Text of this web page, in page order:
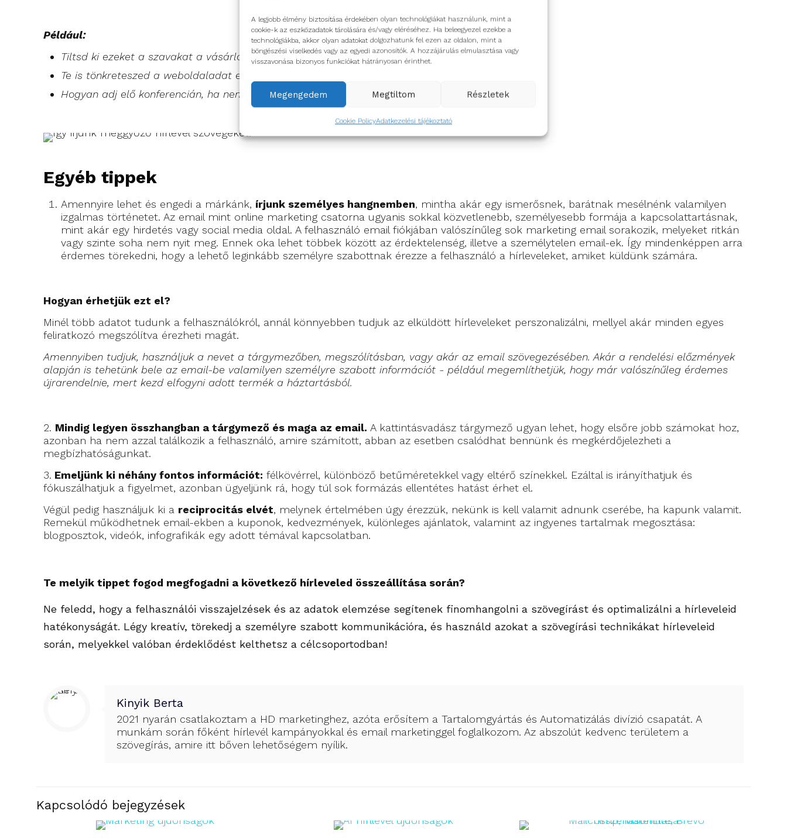
A legjobb élmény biztosítása érdekében olyan technológiákat használunk, mint a
cookie-k az eszközadatok tárolására és/vagy eléréséhez. Ha beleegyezel ezekbe a
technológiákba, akkor olyan adatokat dolgozhatunk fel ezen az oldalon, mint a
böngészési viselkedés vagy az egyedi azonosítók. A hozzájárulás elmulasztása vagy
visszavonása bizonyos funkciókat hátrányosan érinthet.
Megengedem Megtiltom Részletek
Cookie PolicyAdatkezelési tájékoztató
Például:
Tiltsd ki ezeket a szavakat a vásárlókkal való kommunikációból!
Te is tönkreteszed a weboldaladat ezekkel a hibákkal? (bukás miatti veszély)
Hogyan adj elő konferencián, ha nem vagy extrovertált? (elutasítástól való félelem)
Egyéb tippek
Amennyire lehet és engedi a márkánk, írjunk személyes hangnemben, mintha akár egy ismerősnek, barátnak mesélnénk valamilyen
izgalmas történetet. Az email mint online marketing csatorna ugyanis sokkal közvetlenebb, személyesebb formája a kapcsolattartásnak,
mint akár egy hirdetés vagy social media oldal. A felhasználó email fiókjában valószínűleg sok marketing email sorakozik, melyeket ritkán
vagy szinte soha nem nyit meg. Ennek oka lehet többek között az érdektelenség, illetve a személytelen email-ek. Így mindenképpen arra
érdemes törekedni, hogy a lehető leginkább személyre szabottnak érezze a felhasználó a hírleveleket, amiket küldünk számára.
Hogyan érhetjük ezt el?
Minél több adatot tudunk a felhasználókról, annál könnyebben tudjuk az elküldött hírleveleket perszonalizálni, mellyel akár minden egyes
feliratkozó megszólítva érezheti magát.
Amennyiben tudjuk, használjuk a nevet a tárgymezőben, megszólításban, vagy akár az email szövegezésében. Akár a rendelési előzmények
alapján is tehetünk bele az email-be valamilyen személyre szabott információt - például megemlíthetjük, hogy már valószínűleg érdemes
újrarendelnie, mert kezd elfogyni adott termék a háztartásból.
2. Mindig legyen összhangban a tárgymező és maga az email. A kattintásvadász tárgymező ugyan lehet, hogy elsőre jobb számokat hoz,
azonban ha nem azzal találkozik a felhasználó, amire számított, abban az esetben csalódhat bennünk és megkérdőjelezheti a
megbízhatóságunkat.
3. Emeljünk ki néhány fontos információt: félkövérrel, különböző betűméretekkel vagy eltérő színekkel. Ezáltal is irányíthatjuk és
fókuszálhatjuk a figyelmet, azonban ügyeljünk rá, hogy túl sok formázás ellentétes hatást érhet el.
Végül pedig használjuk ki a reciprocitás elvét, melynek értelmében úgy érezzük, nekünk is kell valamit adnunk cserébe, ha kapunk valamit.
Remekül működhetnek email-ekben a kuponok, kedvezmények, különleges ajánlatok, valamint az ingyenes tartalmak megosztása:
blogposztok, videók, infografikák egy adott témával kapcsolatban.
Te melyik tippet fogod megfogadni a következő hírleveled összeállítása során?
Ne feledd, hogy a felhasználói visszajelzések és az adatok elemzése segítenek finomhangolni a szövegírást és optimalizálni a hírleveleid
hatékonyságát. Légy kreatív, törekedj a személyre szabott kommunikációra, és használd azokat a szövegírási technikákat hírleveleid
során, melyekkel valóban érdeklődést kelthetsz a célcsoportodban!
Kinyik Berta
2021 nyarán csatlakoztam a HD marketinghez, azóta erősítem a Tartalomgyártás és Automatizálás divízió csapatát. A
munkám során főként hírlevél kampányokkal és email marketinggel foglalkozom. Az abszolút kedvenc területem a
szövegírás, amire itt bőven lehetőségem nyílik.
Kapcsolódó bejegyzések